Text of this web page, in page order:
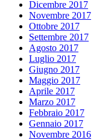
Dicembre 2017
Novembre 2017
Ottobre 2017
Settembre 2017
Agosto 2017
Luglio 2017
Giugno 2017
Maggio 2017
Aprile 2017
Marzo 2017
Febbraio 2017
Gennaio 2017
Novembre 2016